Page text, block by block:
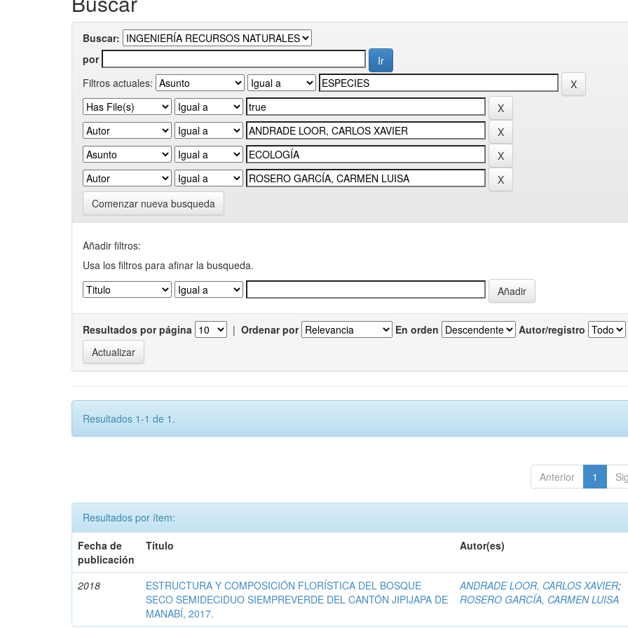
Buscar:
por
Filtros actuales:
Comenzar nueva busqueda
Añadir filtros:
Usa los filtros para afinar la busqueda.
Resultados por página | Ordenar por En orden Autor/registro
Resultados 1-1 de 1.
Anterior 1
Resultados por ítem:
Fecha de
publicación
Título Autor(es)
2018
ESTRUCTURA Y COMPOSICIÓN FLORÍSTICA DEL BOSQUE
SECO SEMIDECIDUO SIEMPREVERDE DEL CANTÓN JIPIJAPA DE
MANABÍ, 2017.
ANDRADE LOOR, CARLOS XAVIER;
ROSERO GARCÍA, CARMEN LUISA